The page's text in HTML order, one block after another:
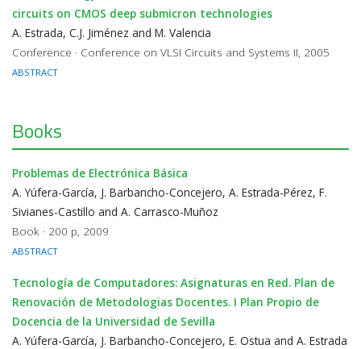
circuits on CMOS deep submicron technologies
A. Estrada, C.J. Jiménez and M. Valencia
Conference · Conference on VLSI Circuits and Systems II, 2005
ABSTRACT
Books
Problemas de Electrónica Básica
A. Yúfera-García, J. Barbancho-Concejero, A. Estrada-Pérez, F.
Sivianes-Castillo and A. Carrasco-Muñoz
Book · 200 p, 2009
ABSTRACT
Tecnología de Computadores: Asignaturas en Red. Plan de
Renovación de Metodologias Docentes. I Plan Propio de
Docencia de la Universidad de Sevilla
A. Yúfera-García, J. Barbancho-Concejero, E. Ostua and A. Estrada